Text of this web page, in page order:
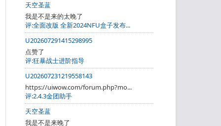
天空圣蓝
我是不是来的太晚了
评:全面改版 全新2024NFU盒子发布...
U202607291415298995
点赞了
评:狂暴战士进阶指导
U202607231219558143
https://uiwow.com/forum.php?mo...
评:2.4.3金团助手
天空圣蓝
我是不是来晚了